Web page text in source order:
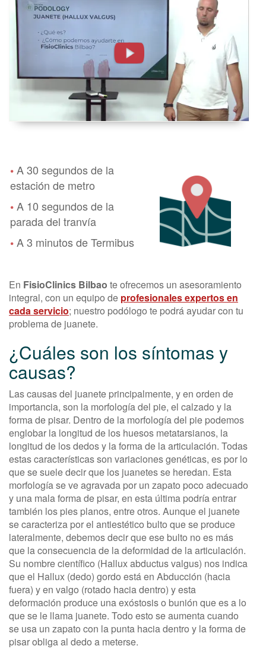
del
Juanete
o
Hallux
Valgus
FisioClinics
•A 30 segundos de la
estación de metro
•A 10 segundos de la
parada del tranvía
•A 3 minutos de Termibus
En FisioClinics Bilbao te ofrecemos un asesoramiento
integral, con un equipo de profesionales expertos en
cada servicio; nuestro podólogo te podrá ayudar con tu
problema de juanete.
¿Cuáles son los síntomas y
causas?
Las causas del juanete principalmente, y en orden de
importancia, son la morfología del pie, el calzado y la
forma de pisar. Dentro de la morfología del pie podemos
englobar la longitud de los huesos metatarsianos, la
longitud de los dedos y la forma de la articulación. Todas
estas características son variaciones genéticas, es por lo
que se suele decir que los juanetes se heredan. Esta
morfología se ve agravada por un zapato poco adecuado
y una mala forma de pisar, en esta última podría entrar
también los pies planos, entre otros. Aunque el juanete
se caracteriza por el antiestético bulto que se produce
lateralmente, debemos decir que ese bulto no es más
que la consecuencia de la deformidad de la articulación.
Su nombre científico (Hallux abductus valgus) nos indica
que el Hallux (dedo) gordo está en Abducción (hacia
fuera) y en valgo (rotado hacia dentro) y esta
deformación produce una exóstosis o bunión que es a lo
que se le llama juanete. Todo esto se aumenta cuando
se usa un zapato con la punta hacia dentro y la forma de
pisar obliga al dedo a meterse.